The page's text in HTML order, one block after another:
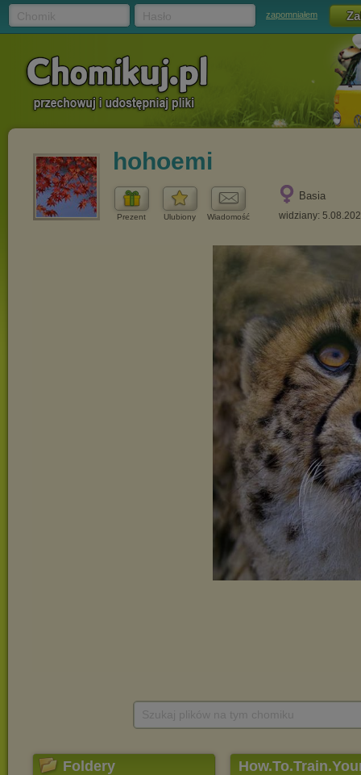
zapomniałem
hohoemi
Prezent Ulubiony Wiadomość
Basia
widziany:
Foldery